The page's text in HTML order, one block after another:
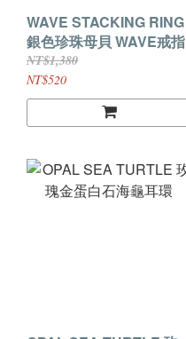
WAVE STACKING RING
銀色珍珠母貝 WAVE戒指
NT$1,380
NT$520